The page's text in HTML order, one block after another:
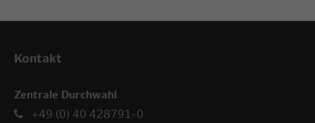
Kontakt
Zentrale Durchwahl
+49 (0) 40 428791-0